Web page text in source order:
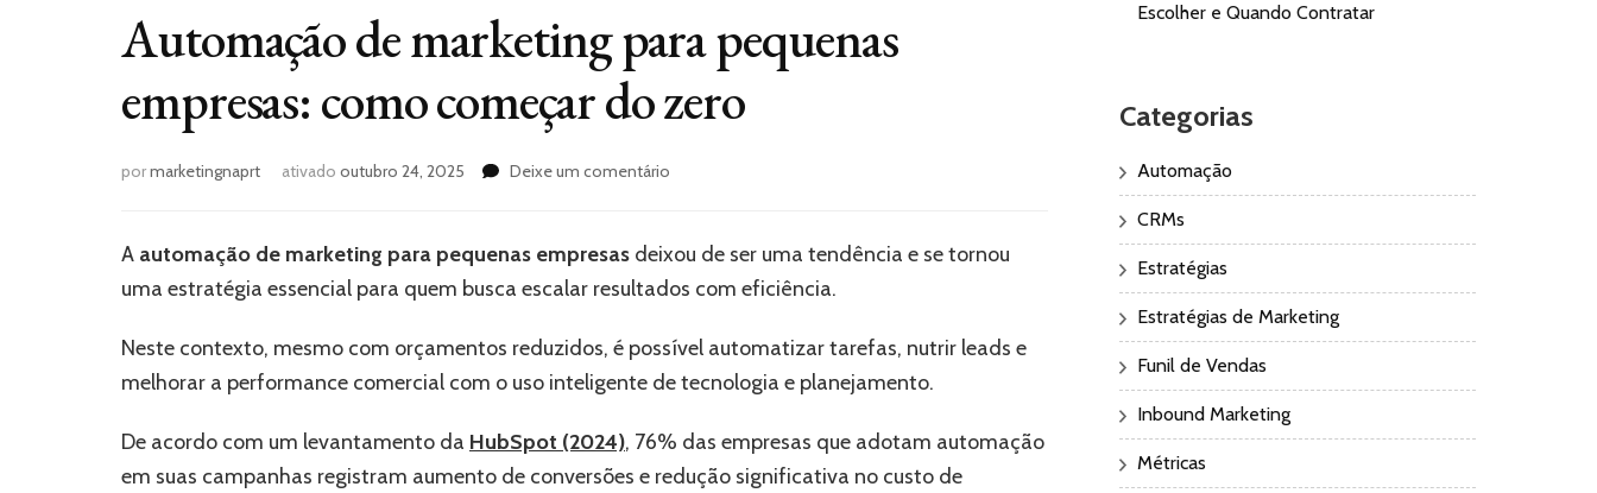
Automação de marketing para pequenas
empresas: como começar do zero
pormarketingnaprt ativado outubro 24, 2025 Deixe um comentário
marketing
pequenas
como
do
A automação de marketing para pequenas empresas deixou de ser uma tendência e se tornou
uma estratégia essencial para quem busca escalar resultados com eficiência.
Neste contexto, mesmo com orçamentos reduzidos, é possível automatizar tarefas, nutrir leads e
melhorar a performance comercial com o uso inteligente de tecnologia e planejamento.
De acordo com um levantamento da HubSpot (2024), 76% das empresas que adotam automação
em suas campanhas registram aumento de conversões e redução significativa no custo de
Escolher e Quando Contratar
Categorias
Automação
CRMs
Estratégias
Estratégias de Marketing
Funil de Vendas
Inbound Marketing
Métricas